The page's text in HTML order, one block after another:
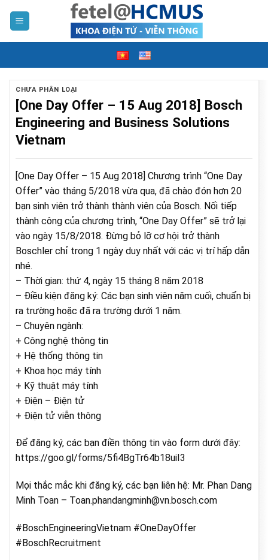
CHƯA PHÂN LOẠI
[One Day Offer – 15 Aug 2018] Bosch
Engineering and Business Solutions
Vietnam
[One Day Offer – 15 Aug 2018] Chương trình “One Day
Offer” vào tháng 5/2018 vừa qua, đã chào đón hơn 20
bạn sinh viên trở thành thành viên của Bosch. Nối tiếp
thành công của chương trình, “One Day Offer” sẽ trở lại
vào ngày 15/8/2018. Đừng bỏ lỡ cơ hội trở thành
Boschler chỉ trong 1 ngày duy nhất với các vị trí hấp dẫn
nhé.
– Thời gian: thứ 4, ngày 15 tháng 8 năm 2018
– Điều kiện đăng ký: Các bạn sinh viên năm cuối, chuẩn bị
ra trường hoặc đã ra trường dưới 1 năm.
– Chuyên ngành:
+ Công nghệ thông tin
+ Hệ thống thông tin
+ Khoa học máy tính
+ Kỹ thuật máy tính
+ Điện – Điện tử
+ Điện tử viễn thông
Để đăng ký, các bạn điền thông tin vào form dưới đây:
https://goo.gl/forms/5fi4BgTr64b18uiI3
Mọi thắc mắc khi đăng ký, các bạn liên hệ: Mr. Phan Dang
Minh Toan – Toan.phandangminh@vn.bosch.com
#BoschEngineeringVietnam #OneDayOffer
#BoschRecruitment